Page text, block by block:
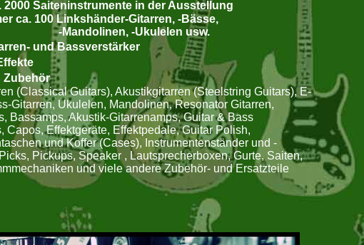
2000 Saiteninstrumente in der Ausstellung
ca. 100 Linkshänder-Gitarren, -Bässe,
-Ukulelen usw.
und Bassverstärker
Zubehör
(Classical Guitars), Akustikgitarren (Steelstring Guitars), E-
Gitarren, Ukulelen, Mandolinen, Resonator Gitarren,
Bassamps, Akustik-Gitarrenamps, Guitar & Bass
Capos, Effektgeräte, Effektpedale, Guitar Polish,
und Koffer (Cases), Instrumentenständer und -
Pickups, Speaker , Lautsprecherboxen, Gurte, Saiten,
und viele andere Zubehör- und Ersatzteile